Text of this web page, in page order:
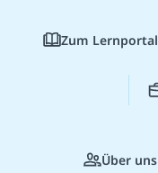
Zum Lernportal
Über uns